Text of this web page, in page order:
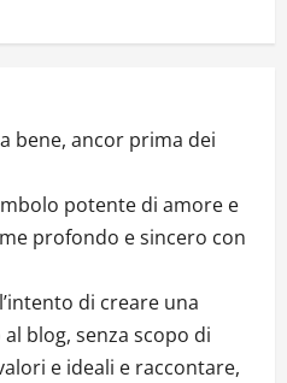
bene, ancor prima dei
potente di amore e
profondo e sincero con
di creare una
blog, senza scopo di
e ideali e raccontare,